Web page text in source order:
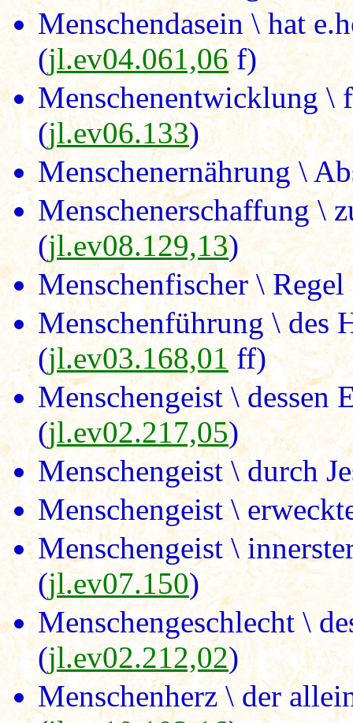
Menschendasein \ hat
(jl.ev04.061,06f)
Menschenentwicklung \
(jl.ev06.133)
Menschenernährung \
Menschenerschaffung \
(jl.ev08.129,13)
Menschenfischer \
Menschenführung \ des
(jl.ev03.168,01 ff)
Menschengeist \ dessen
(jl.ev02.217,05)
Menschengeist \ durch
Menschengeist \
Menschengeist \
(jl.ev07.150)
Menschengeschlecht \
(jl.ev02.212,02)
Menschenherz \ der